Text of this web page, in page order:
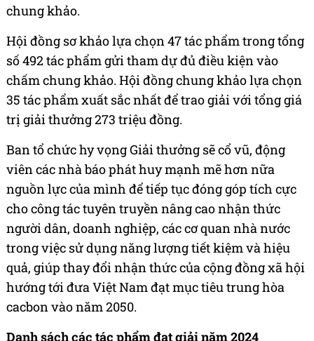
chung khảo.
Hội đồng sơ khảo lựa chọn 47 tác phẩm trong tổng
số 492 tác phẩm gửi tham dự đủ điều kiện vào
chấm chung khảo. Hội đồng chung khảo lựa chọn
35 tác phẩm xuất sắc nhất để trao giải với tổng giá
trị giải thưởng 273 triệu đồng.
Ban tổ chức hy vọng Giải thưởng sẽ cổ vũ, động
viên các nhà báo phát huy mạnh mẽ hơn nữa
nguồn lực của mình để tiếp tục đóng góp tích cực
cho công tác tuyên truyền nâng cao nhận thức
người dân, doanh nghiệp, các cơ quan nhà nước
trong việc sử dụng năng lượng tiết kiệm và hiệu
quả, giúp thay đổi nhận thức của cộng đồng xã hội
hướng tới đưa Việt Nam đạt mục tiêu trung hòa
cacbon vào năm 2050.
Danh sách các tác phẩm đạt giải năm 2024